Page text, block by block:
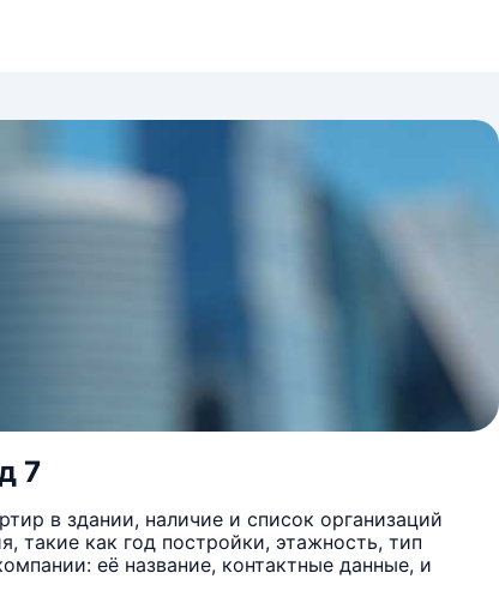
7
в здании, наличие и список организаций
такие как год постройки, этажность, тип
её название, контактные данные, и